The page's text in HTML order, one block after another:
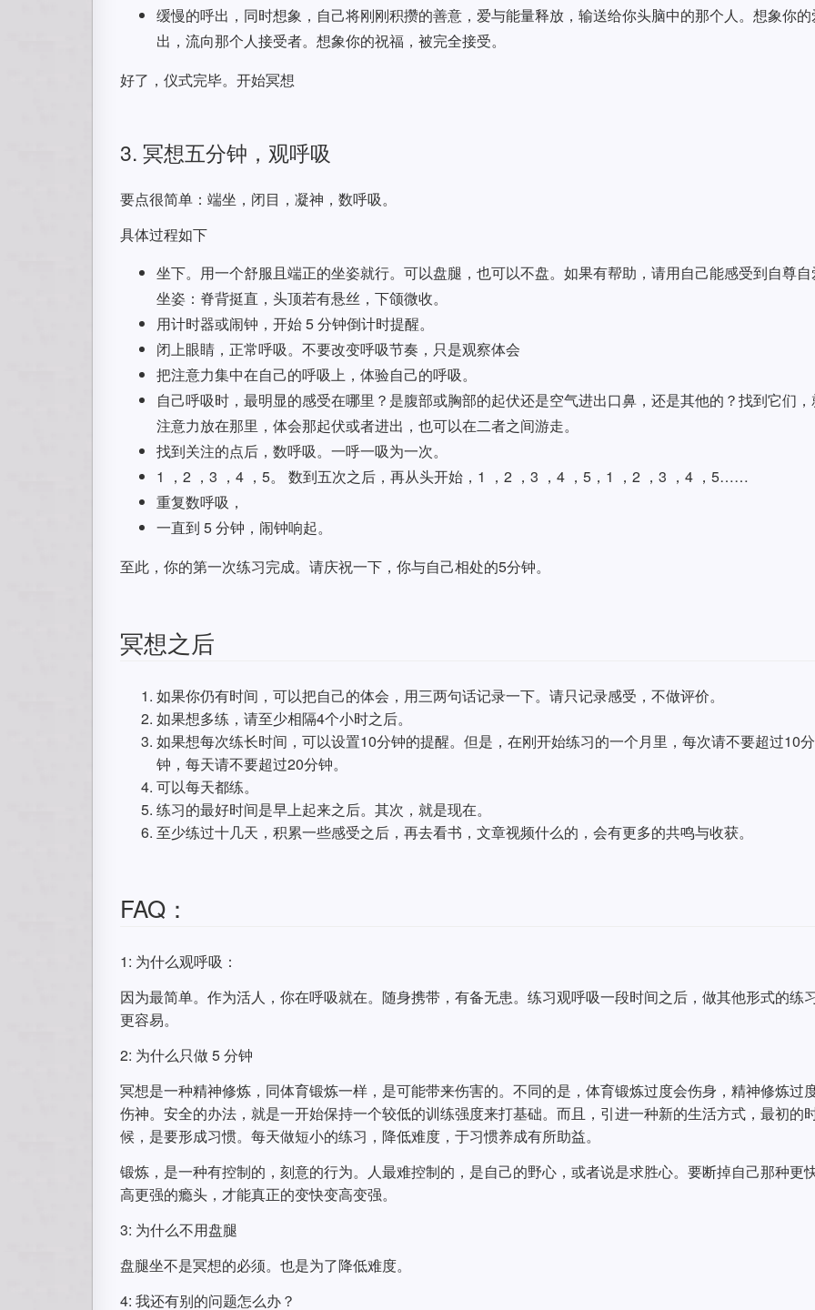
缓慢的呼出，同时想象，自己将刚刚积攒的善意，爱与能量释放，输送给你头脑中的那个人。想象你
出，流向那个人接受者。想象你的祝福，被完全接受。
好了，仪式完毕。开始冥想
3. 冥想五分钟，观呼吸
要点很简单：端坐，闭目，凝神，数呼吸。
具体过程如下
坐下。用一个舒服且端正的坐姿就行。可以盘腿，也可以不盘。如果有帮助，请用自己能感受到自尊
坐姿：脊背挺直，头顶若有悬丝，下颌微收。
用计时器或闹钟，开始 5 分钟倒计时提醒。
闭上眼睛，正常呼吸。不要改变呼吸节奏，只是观察体会
把注意力集中在自己的呼吸上，体验自己的呼吸。
自己呼吸时，最明显的感受在哪里？是腹部或胸部的起伏还是空气进出口鼻，还是其他的？找到它们
注意力放在那里，体会那起伏或者进出，也可以在二者之间游走。
找到关注的点后，数呼吸。一呼一吸为一次。
1 ，2 ，3 ，4 ，5。 数到五次之后，再从头开始，1 ，2 ，3 ，4 ，5，1 ，2 ，3 ，4 ，5……
重复数呼吸，
一直到 5 分钟，闹钟响起。
至此，你的第一次练习完成。请庆祝一下，你与自己相处的5分钟。
冥想之后
如果你仍有时间，可以把自己的体会，用三两句话记录一下。请只记录感受，不做评价。
如果想多练，请至少相隔4个小时之后。
如果想每次练长时间，可以设置10分钟的提醒。但是，在刚开始练习的一个月里，每次请不要超过10分
钟，每天请不要超过20分钟。
可以每天都练。
练习的最好时间是早上起来之后。其次，就是现在。
至少练过十几天，积累一些感受之后，再去看书，文章视频什么的，会有更多的共鸣与收获。
FAQ：
1: 为什么观呼吸：
因为最简单。作为活人，你在呼吸就在。随身携带，有备无患。练习观呼吸一段时间之后，做其他形式的练
更容易。
2: 为什么只做 5 分钟
冥想是一种精神修炼，同体育锻炼一样，是可能带来伤害的。不同的是，体育锻炼过度会伤身，精神修炼过
伤神。安全的办法，就是一开始保持一个较低的训练强度来打基础。而且，引进一种新的生活方式，最初的
候，是要形成习惯。每天做短小的练习，降低难度，于习惯养成有所助益。
锻炼，是一种有控制的，刻意的行为。人最难控制的，是自己的野心，或者说是求胜心。要断掉自己那种更
高更强的瘾头，才能真正的变快变高变强。
3: 为什么不用盘腿
盘腿坐不是冥想的必须。也是为了降低难度。
4: 我还有别的问题怎么办？